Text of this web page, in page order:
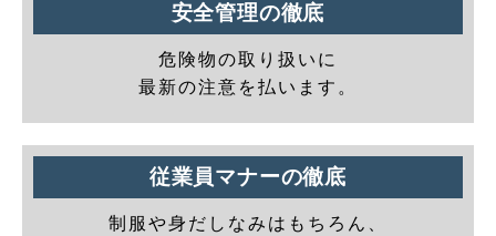
安全管理の徹底
危険物の取り扱いに
最新の注意を払います。
従業員マナーの徹底
制服や身だしなみはもちろん、